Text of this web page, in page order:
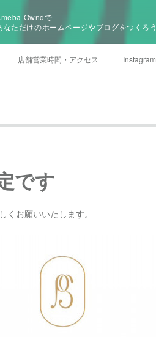
Owndで
なただけのホームページやブログをつくろう
店舗営業時間・アクセス Instagram
です
くお願いいたします。